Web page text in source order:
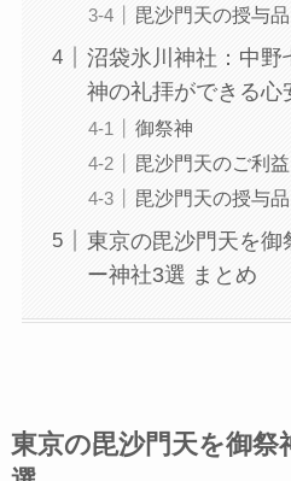
毘沙門天の授与品
沼袋氷川神社：中野
神の礼拝ができる心
御祭神
毘沙門天のご利益
毘沙門天の授与品
東京の毘沙門天を御
ー神社3選 まとめ
東京の毘沙門天を御